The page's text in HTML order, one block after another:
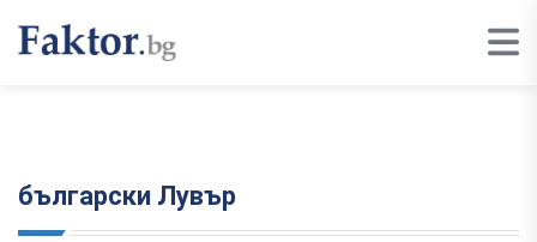
български Лувър